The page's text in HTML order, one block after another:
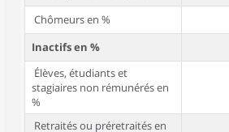
Chômeurs en %
Inactifs en %
Élèves, étudiants et
stagiaires non rémunérés en
%
Retraités ou préretraités en